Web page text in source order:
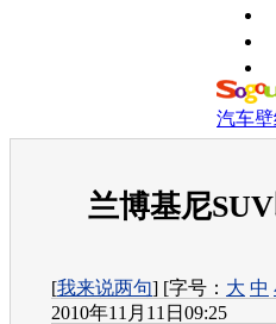
汽车
兰博基尼
[我来说两句] [字号： 大 中
2010年11月11日09:25